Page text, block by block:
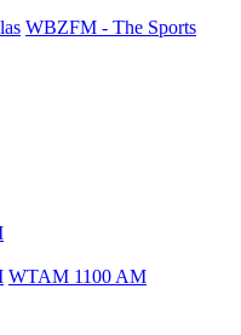
WBZFM - The Sports
WTAM 1100 AM